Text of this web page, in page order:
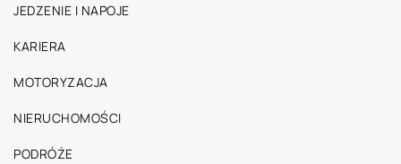
JEDZENIE I NAPOJE
KARIERA
MOTORYZACJA
NIERUCHOMOŚCI
PODRÓŻE